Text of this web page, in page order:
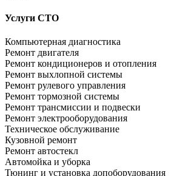
Услуги СТО
Компьютерная диагностика
Ремонт двигателя
Ремонт кондиционеров и отопления
Ремонт выхлопной системы
Ремонт рулевого управления
Ремонт тормозной системы
Ремонт трансмиссии и подвески
Ремонт электрооборудования
Техническое обслуживание
Кузовной ремонт
Ремонт автостекл
Автомойка и уборка
Тюнинг и установка допоборудования